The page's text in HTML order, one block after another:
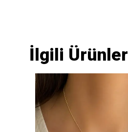
İlgili Ürünler